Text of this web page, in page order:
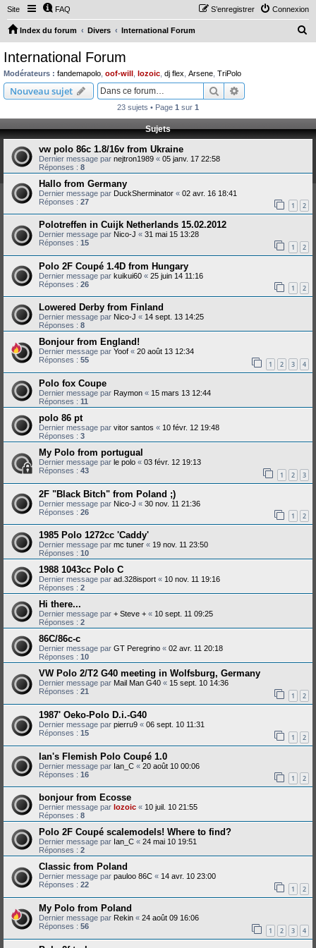
Site FAQ Connexion
S’enregistrer
Index du forum Divers International Forum
c
International Forum
Modérateurs : fandemapolo oof-will lozoic dj flex Arsene TriPolo
Nouveau sujet Rechercher
23 sujets • Page 1 sur 1
Sujets
vw polo 86c 1.8/16v from Ukraine
Dernier message par nejtron1989 « 05 janv. 17 22:58
Réponses : 8
Hallo from Germany
Dernier message par DuckSherminator « 02 avr. 16 18:41
Réponses : 27 1 2
Polotreffen in Cuijk Netherlands 15.02.2012
Dernier message par Nico-J « 31 mai 15 13:28
Réponses : 15 1 2
Polo 2F Coupé 1.4D from Hungary
Dernier message par kuikui60 « 25 juin 14 11:16
Réponses : 26 1 2
Lowered Derby from Finland
Dernier message par Nico-J « 14 sept. 13 14:25
Réponses : 8
Bonjour from England!
Dernier message par Yoof « 20 août 13 12:34
Réponses : 55 1 2 3 4
Polo fox Coupe
Dernier message par Raymon « 15 mars 13 12:44
Réponses : 11
polo 86 pt
Dernier message par vitor santos « 10 févr. 12 19:48
Réponses : 3
My Polo from portugual
Dernier message par le polo « 03 févr. 12 19:13
Réponses : 43 1 2 3
2F "Black Bitch" from Poland ;)
Dernier message par Nico-J « 30 nov. 11 21:36
Réponses : 26 1 2
1985 Polo 1272cc 'Caddy'
Dernier message par mc tuner « 19 nov. 11 23:50
Réponses : 10
1988 1043cc Polo C
Dernier message par ad.328isport « 10 nov. 11 19:16
Réponses : 2
Hi there...
Dernier message par + Steve + « 10 sept. 11 09:25
Réponses : 2
86C/86c-c
Dernier message par GT Peregrino « 02 avr. 11 20:18
Réponses : 10
VW Polo 2/T2 G40 meeting in Wolfsburg, Germany
Dernier message par Mail Man G40 « 15 sept. 10 14:36
Réponses : 21 1 2
1987' Oeko-Polo D.i.-G40
Dernier message par pierru9 « 06 sept. 10 11:31
Réponses : 15 1 2
Ian's Flemish Polo Coupé 1.0
Dernier message par Ian_C « 20 août 10 00:06
Réponses : 16 1 2
bonjour from Ecosse
Dernier message par lozoic « 10 juil. 10 21:55
Réponses : 8
Polo 2F Coupé scalemodels! Where to find?
Dernier message par Ian_C « 24 mai 10 19:51
Réponses : 2
Classic from Poland
Dernier message par pauloo 86C « 14 avr. 10 23:00
Réponses : 22 1 2
My Polo from Poland
Dernier message par Rekin « 24 août 09 16:06
Réponses : 56 1 2 3 4